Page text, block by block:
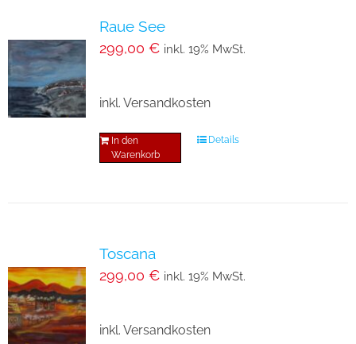
Raue See
299,00 € inkl. 19% MwSt.
inkl. Versandkosten
In den
Warenkorb
Details
Toscana
299,00 € inkl. 19% MwSt.
inkl. Versandkosten